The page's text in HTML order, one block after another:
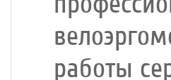
работы